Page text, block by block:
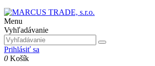
Menu
Vyhľadávanie
Prihlásiť sa
0 Košík